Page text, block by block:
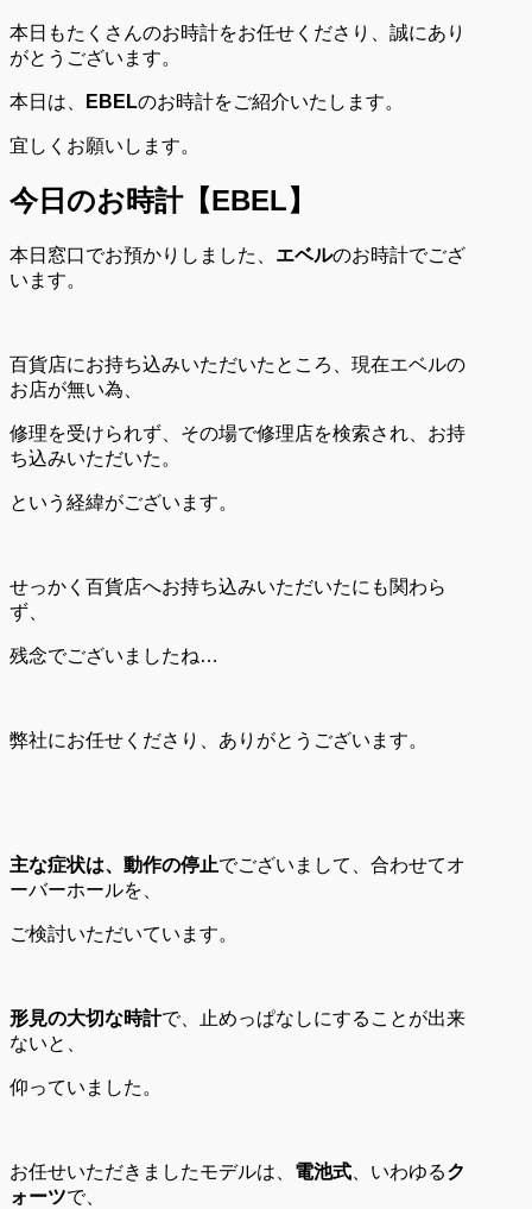
本日もたくさんのお時計をお任せくださり、誠にあり
がとうございます。
本日は、 EBELのお時計をご紹介いたします。
宜しくお願いします。
今日のお時計【EBEL】
本日窓口でお預かりしました、 エベルのお時計でござ
います。
百貨店にお持ち込みいただいたところ、現在エベルの
お店が無い為、
修理を受けられず、その場で修理店を検索され、お持
ち込みいただいた。
という経緯がございます。
せっかく百貨店へお持ち込みいただいたにも関わら
ず、
残念でございましたね…
弊社にお任せくださり、ありがとうございます。
主な症状は、動作の停止でございまして、合わせてオ
ーバーホールを、
ご検討いただいています。
形見の大切な時計で、止めっぱなしにすることが出来
ないと、
仰っていました。
お任せいただきましたモデルは、 電池式 、いわゆるク
ォーツで、